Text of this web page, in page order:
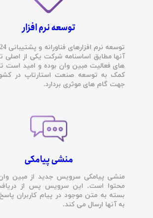
توسعه نرم افزار
آنها مطابق اساسنامه شرکت یکی از اصلی
های فعالیت مبین وان بوده و امید است
کمک به توسعه صنعت استارتاپ در
جهت گام های موثری بردارد.
منشی پیامکی
منشی پیامکی سرویس جدید از مبین
محتوا است. این سرویس پس از
بسته به متن موجود در پیام کاربران
به آنها ارسال می کند.